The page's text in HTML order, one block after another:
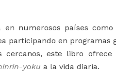
numerosos países
participando en programas
este libro
yoku a la vida diaria.